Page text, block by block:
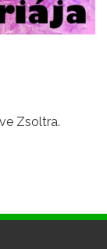
Zsoltra.